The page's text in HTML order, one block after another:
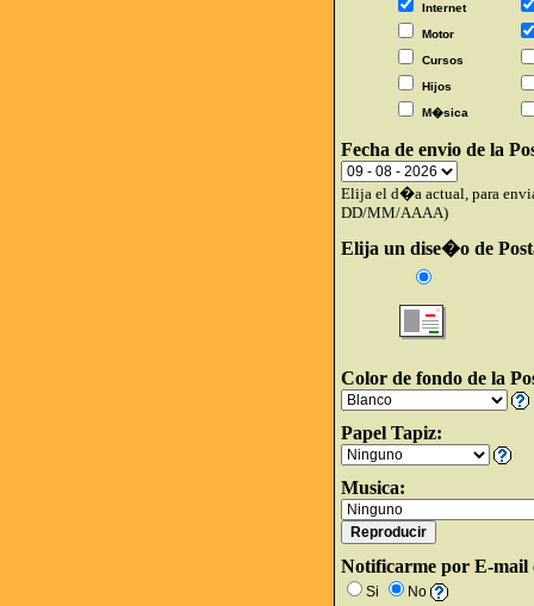
Internet
Motor
Cursos
Hijos
M�sica
Fecha de envio de la
Elija el d�a actual, para
DD/MM/AAAA)
Elija un dise�o de
Color de fondo de la
Papel Tapiz:
Musica:
Notificarme por E-mail
Si No